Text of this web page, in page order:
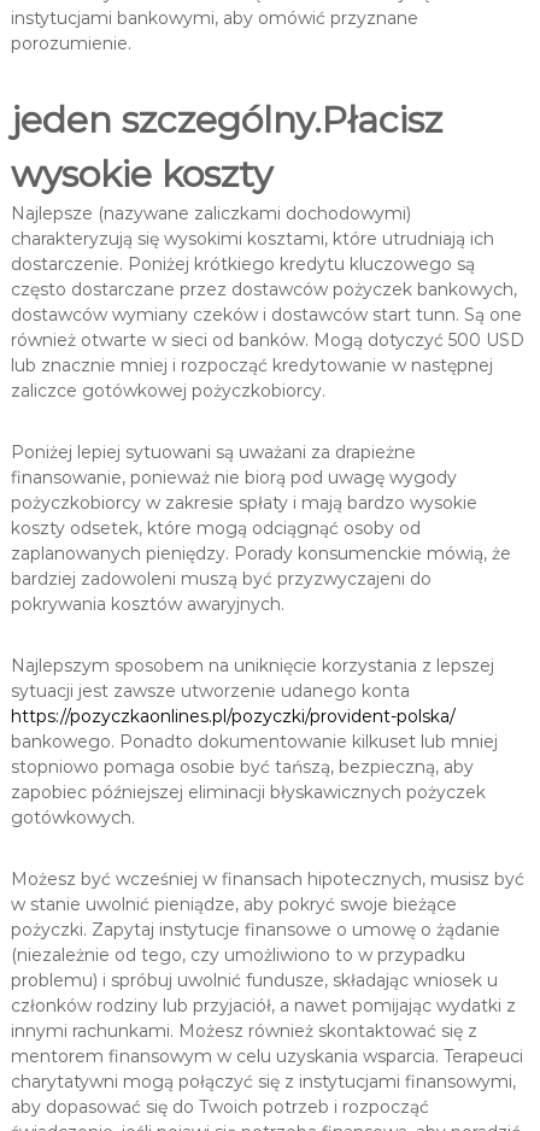
instytucjami bankowymi, aby omówić przyznane
porozumienie.
jeden szczególny.Płacisz
wysokie koszty
Najlepsze (nazywane zaliczkami dochodowymi)
charakteryzują się wysokimi kosztami, które utrudniają ich
dostarczenie. Poniżej krótkiego kredytu kluczowego są
często dostarczane przez dostawców pożyczek bankowych,
dostawców wymiany czeków i dostawców start tunn. Są one
również otwarte w sieci od banków. Mogą dotyczyć 500 USD
lub znacznie mniej i rozpocząć kredytowanie w następnej
zaliczce gotówkowej pożyczkobiorcy.
Poniżej lepiej sytuowani są uważani za drapieżne
finansowanie, ponieważ nie biorą pod uwagę wygody
pożyczkobiorcy w zakresie spłaty i mają bardzo wysokie
koszty odsetek, które mogą odciągnąć osoby od
zaplanowanych pieniędzy. Porady konsumenckie mówią, że
bardziej zadowoleni muszą być przyzwyczajeni do
pokrywania kosztów awaryjnych.
Najlepszym sposobem na uniknięcie korzystania z lepszej
sytuacji jest zawsze utworzenie udanego konta
https://pozyczkaonlines.pl/pozyczki/provident-polska/
bankowego. Ponadto dokumentowanie kilkuset lub mniej
stopniowo pomaga osobie być tańszą, bezpieczną, aby
zapobiec późniejszej eliminacji błyskawicznych pożyczek
gotówkowych.
Możesz być wcześniej w finansach hipotecznych, musisz być
w stanie uwolnić pieniądze, aby pokryć swoje bieżące
pożyczki. Zapytaj instytucje finansowe o umowę o żądanie
(niezależnie od tego, czy umożliwiono to w przypadku
problemu) i spróbuj uwolnić fundusze, składając wniosek u
członków rodziny lub przyjaciół, a nawet pomijając wydatki z
innymi rachunkami. Możesz również skontaktować się z
mentorem finansowym w celu uzyskania wsparcia. Terapeuci
charytatywni mogą połączyć się z instytucjami finansowymi,
aby dopasować się do Twoich potrzeb i rozpocząć